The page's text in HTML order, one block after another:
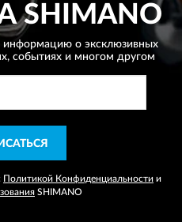
SHIMANO
информацию о эксклюзивных
событиях и многом другом
Политикой Конфиденциальности и
SHIMANO